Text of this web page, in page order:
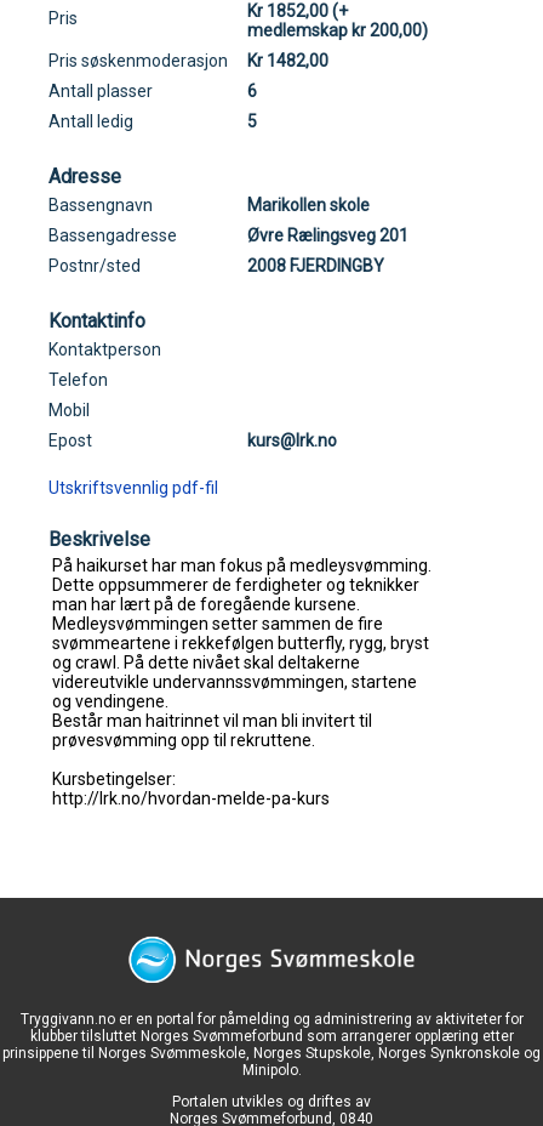
Pris
Kr 1852,00 (+
medlemskap kr 200,00)
Pris søskenmoderasjon
Kr 1482,00
Antall plasser
6
Antall ledig
5
Adresse
Bassengnavn
Marikollen skole
Bassengadresse
Øvre Rælingsveg 201
Postnr/sted
2008 FJERDINGBY
Kontaktinfo
Kontaktperson
Telefon
Mobil
Epost
kurs@lrk.no
Utskriftsvennlig pdf-fil
Beskrivelse
Tryggivann.no er en portal for påmelding og administrering av aktiviteter for
klubber tilsluttet Norges Svømmeforbund som arrangerer opplæring etter
prinsippene til Norges Svømmeskole, Norges Stupskole, Norges Synkronskole og
Minipolo.
Portalen utvikles og driftes av
Norges Svømmeforbund, 0840